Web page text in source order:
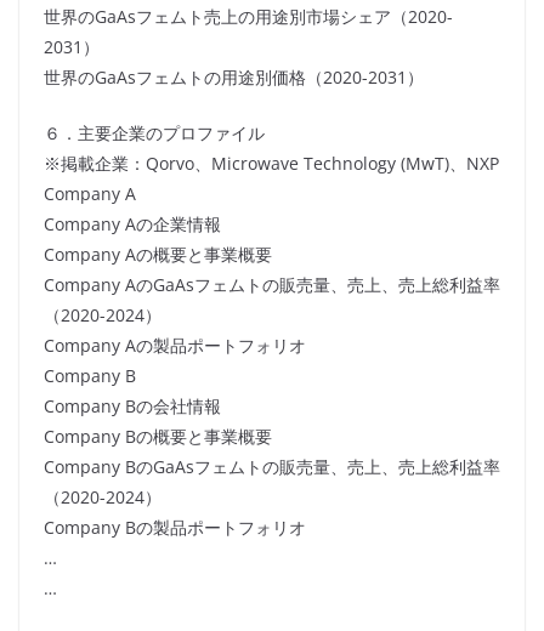
世界のGaAsフェムト売上の用途別市場シェア（2020-
2031）
世界のGaAsフェムトの用途別価格（2020-2031）
６．主要企業のプロファイル
※掲載企業：Qorvo、Microwave Technology (MwT)、NXP
Company A
Company Aの企業情報
Company Aの概要と事業概要
Company AのGaAsフェムトの販売量、売上、売上総利益率
（2020-2024）
Company Aの製品ポートフォリオ
Company B
Company Bの会社情報
Company Bの概要と事業概要
Company BのGaAsフェムトの販売量、売上、売上総利益率
（2020-2024）
Company Bの製品ポートフォリオ
…
…